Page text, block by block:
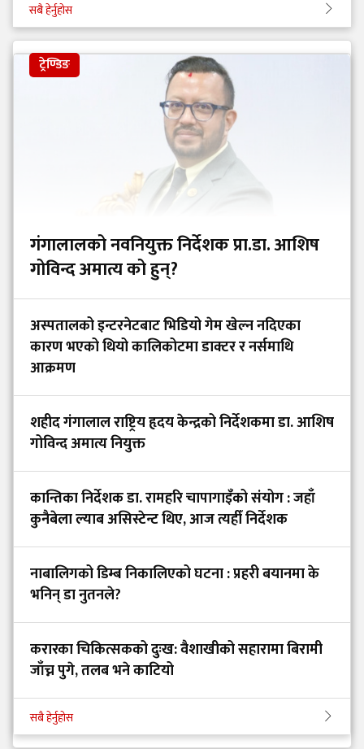
सबै हेर्नुहोस
ट्रेण्डिङ
गंगालालको नवनियुक्त निर्देशक प्रा.डा. आशिष
गोविन्द अमात्य को हुन्?
अस्पतालको इन्टरनेटबाट भिडियो गेम खेल्न नदिएका
कारण भएको थियो कालिकोटमा डाक्टर र नर्समाथि
आक्रमण
शहीद गंगालाल राष्ट्रिय हृदय केन्द्रको निर्देशकमा डा. आशिष
गोविन्द अमात्य नियुक्त
कान्तिका निर्देशक डा. रामहरि चापागाइँको संयोग : जहाँ
कुनैबेला ल्याब असिस्टेन्ट थिए, आज त्यहीँ निर्देशक
नाबालिगको डिम्ब निकालिएको घटना : प्रहरी बयानमा के
भनिन् डा नुतनले?
करारका चिकित्सकको दुःख: वैशाखीको सहारामा बिरामी
जाँच्न पुगे, तलब भने काटियो
सबै हेर्नुहोस